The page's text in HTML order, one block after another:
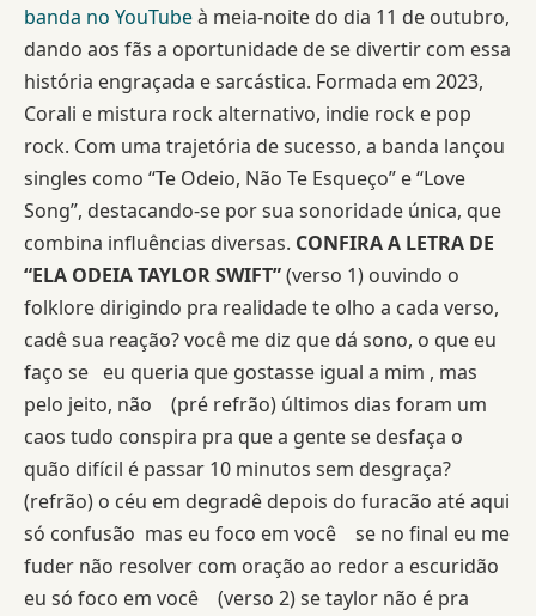
banda no YouTubeà meia-noite do dia 11 de outubro,
dando aos fãs a oportunidade de se divertir com essa
história engraçada e sarcástica. Formada em 2023,
Corali e mistura rock alternativo, indie rock e pop
rock. Com uma trajetória de sucesso, a banda lançou
singles como “Te Odeio, Não Te Esqueço” e “Love
Song”, destacando-se por sua sonoridade única, que
combina influências diversas. CONFIRA A LETRA DE
“ELA ODEIA TAYLOR SWIFT”(verso 1) ouvindo o
folklore dirigindo pra realidadete olho a cada verso,
cadê sua reação?você me diz que dá sono, o que eu
faço se eu queria que gostasse igual a mim , mas
pelo jeito, não
(pré refrão) últimos dias foram um
caos tudo conspira pra que a gente se desfaça o
quão difícil é passar 10 minutos sem desgraça?
(refrão) o céu em degradê depois do furacão até aqui
só confusão mas eu foco em você
se no final eu me
fuder não resolver com oração ao redor a escuridão
eu só foco em você
(verso 2)se taylor não é pra